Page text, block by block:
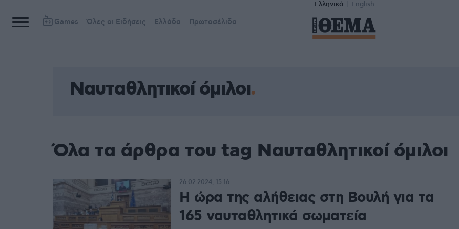
Ελληνικά English
Games Όλες οι Ειδήσεις Ελλάδα Πρωτοσέλιδα
Ναυταθλητικοί όμιλοι
Όλα τα άρθρα του tag Ναυταθλητικοί όμιλοι
Η ώρα της αλήθειας στη Βουλή για τα
165 ναυταθλητικά σωματεία
26.02.2024, 15:16